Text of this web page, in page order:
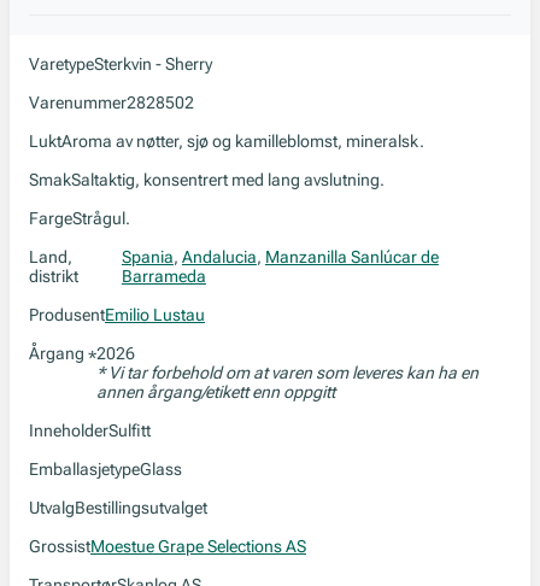
VaretypeSterkvin - Sherry
Varenummer2828502
LuktAroma av nøtter, sjø og kamilleblomst, mineralsk.
SmakSaltaktig, konsentrert med lang avslutning.
FargeStrågul.
Land,
distrikt
Spania, Andalucia, Manzanilla Sanlúcar de
Barrameda
ProdusentEmilio Lustau
Årgang *2026
* Vi tar forbehold om at varen som leveres kan ha en
annen årgang/etikett enn oppgitt
InneholderSulfitt
EmballasjetypeGlass
UtvalgBestillingsutvalget
GrossistMoestue Grape Selections AS